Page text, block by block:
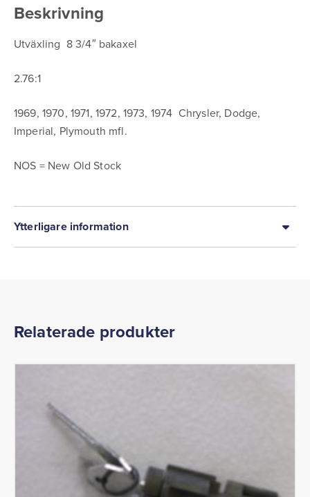
Beskrivning
Utväxling 8 3/4″ bakaxel
2.76:1
1969, 1970, 1971, 1972, 1973, 1974 Chrysler, Dodge,
Imperial, Plymouth mfl.
NOS = New Old Stock
Ytterligare information
Relaterade produkter